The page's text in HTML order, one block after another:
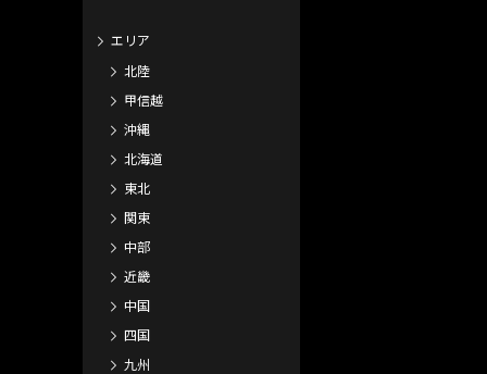
エリア
北陸
甲信越
沖縄
北海道
東北
関東
中部
近畿
中国
四国
九州